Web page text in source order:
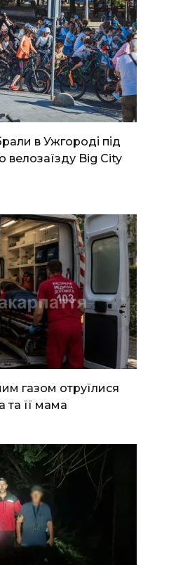
в Ужгороді під
велозаїзду Big Сity
газом отруїлися
та її мама